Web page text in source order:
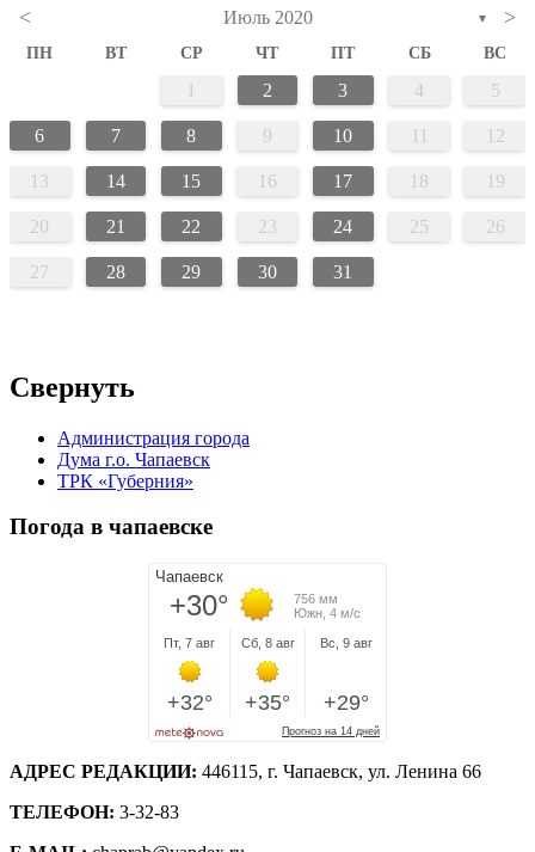
< Июль 2020 ▼ >
ПН ВТ СР ЧТ ПТ СБ ВС
1 2 3 4 5
6 7 8 9 10 11 12
13 14 15 16 17 18 19
20 21 22 23 24 25 26
27 28 29 30 31
Свернуть
Администрация города
Дума г.о. Чапаевск
ТРК «Губерния»
Погода в чапаевске
АДРЕС РЕДАКЦИИ: 446115, г. Чапаевск, ул. Ленина 66
ТЕЛЕФОН: 3-32-83